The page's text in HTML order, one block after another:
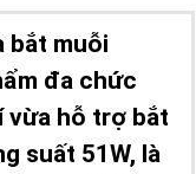
bắt muỗi
đa chức
vừa hỗ trợ bắt
suất 51W, là